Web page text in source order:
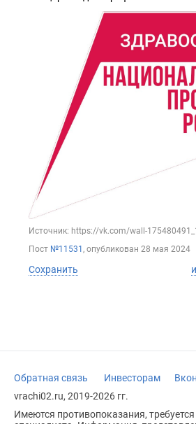
Источник: https://vk.com/wall-
Пост №11531, опубликован 28 мая 2024
Сохранить
Обратная связь Инвесторам
vrachi02.ru, 2019-2026 гг.
Имеются противопоказания,